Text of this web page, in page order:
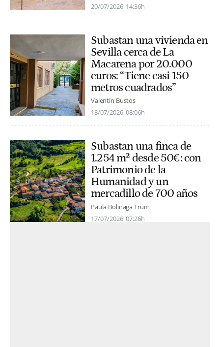
20/07/2026 14:36h
Subastan una vivienda en
Sevilla cerca de La
Macarena por 20.000
euros: “Tiene casi 150
metros cuadrados”
Valentín Bustos
18/07/2026 08:06h
Subastan una finca de
1.254 m² desde 50€: con
Patrimonio de la
Humanidad y un
mercadillo de 700 años
Paula Bolinaga Trum
17/07/2026 07:26h